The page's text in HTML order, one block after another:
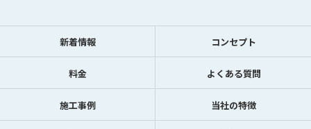
新着情報 コンセプト
料金 よくある質問
施工事例 当社の特徴